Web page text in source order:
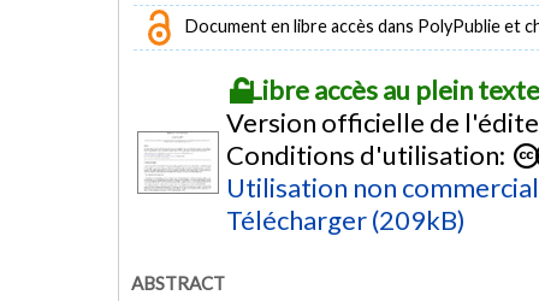
Document en libre accès dans PolyPublie et
Libre accès au plein
Version officielle de
Conditions d'utilisation:
Utilisation non
Télécharger (209kB)
ABSTRACT